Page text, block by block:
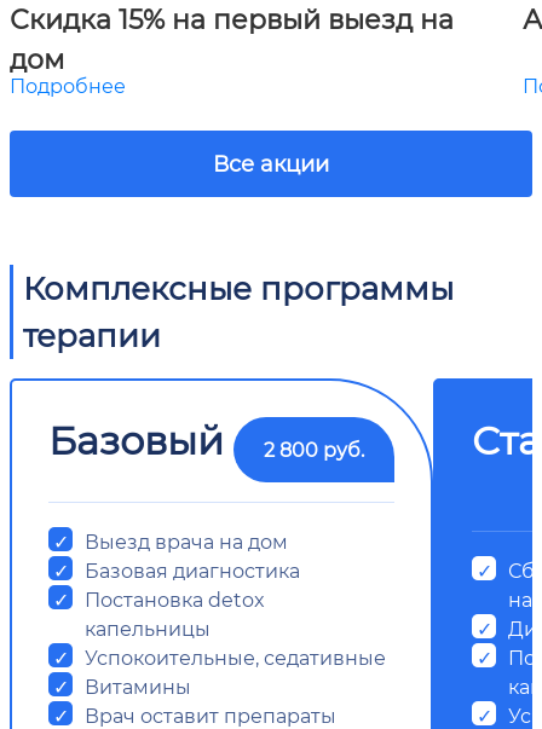
Скидка 15% на первый выезд на
дом
Подробнее
Все акции
Комплексные программы
терапии
Базовый 2 800 руб.
Выезд врача на дом
Базовая диагностика
Постановка detox
капельницы
Успокоительные, седативные
Витамины
Врач оставит препараты
на